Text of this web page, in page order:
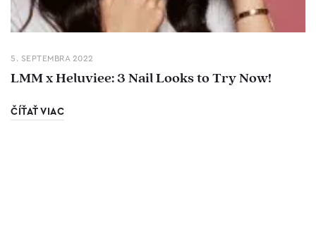
5. SEPTEMBRA 2022
LMM x Heluviee: 3 Nail Looks to Try Now!
ČÍŤAŤ VIAC